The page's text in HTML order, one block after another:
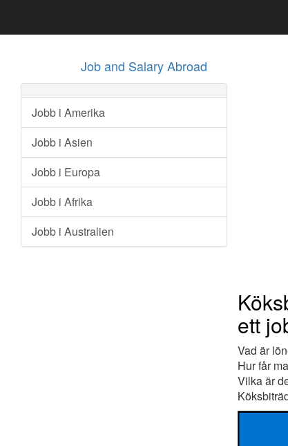
Job and Salary Abroad
Jobb i Amerika
Jobb i Asien
Jobb i Europa
Jobb i Afrika
Jobb i Australien
ett
Vad är
Hur får
Vilka är